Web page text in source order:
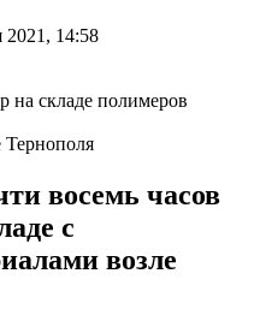
2021, 14:58
Тернополя
восемь часов
с
возле